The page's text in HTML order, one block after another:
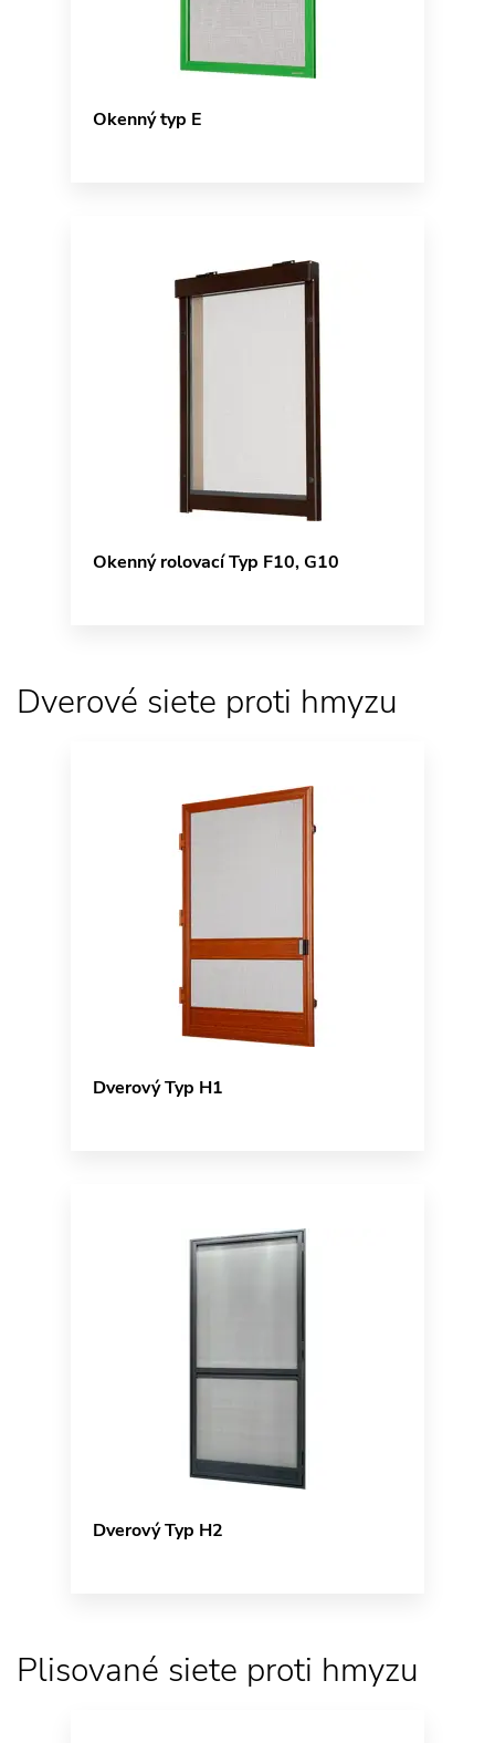
Okenný typ E
Okenný rolovací Typ F10, G10
Dverové siete proti hmyzu
Dverový Typ H1
Dverový Typ H2
Plisované siete proti hmyzu